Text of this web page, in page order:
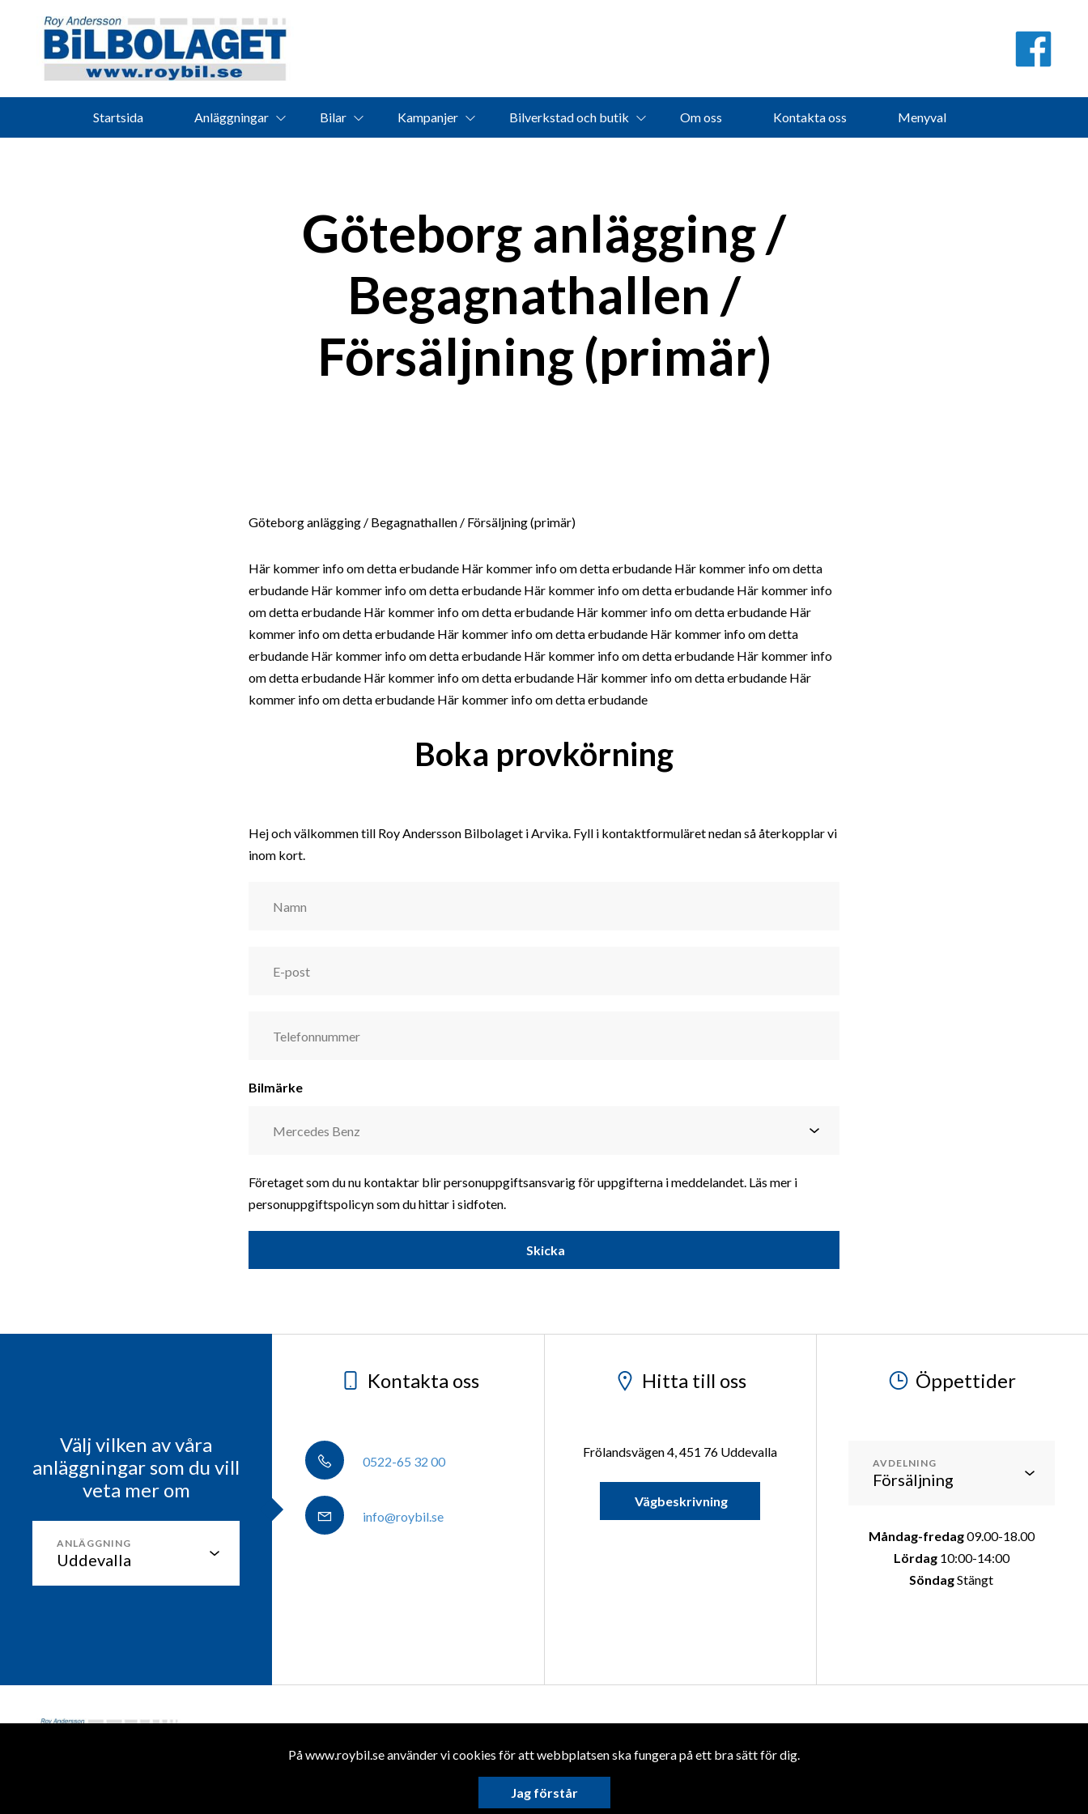
På www.roybil.se använder vi cookies för att webbplatsen ska fungera på ett bra sätt för dig.
Jag förstår
Startsida Anläggningar Bilar Kampanjer Bilverkstad och butik Om oss Kontakta oss Menyval
Göteborg anlägging /
Begagnathallen /
Försäljning (primär)
Göteborg anlägging / Begagnathallen / Försäljning (primär)
Här kommer info om detta erbudande Här kommer info om detta erbudande Här kommer info om detta
erbudande Här kommer info om detta erbudande Här kommer info om detta erbudande Här kommer info
om detta erbudande Här kommer info om detta erbudande Här kommer info om detta erbudande Här
kommer info om detta erbudande Här kommer info om detta erbudande Här kommer info om detta
erbudande Här kommer info om detta erbudande Här kommer info om detta erbudande Här kommer info
om detta erbudande Här kommer info om detta erbudande Här kommer info om detta erbudande Här
kommer info om detta erbudande Här kommer info om detta erbudande
Boka provkörning
Hej och välkommen till Roy Andersson Bilbolaget i Arvika. Fyll i kontaktformuläret nedan så återkopplar vi
inom kort.
Bilmärke
Företaget som du nu kontaktar blir personuppgiftsansvarig för uppgifterna i meddelandet. Läs mer i
personuppgiftspolicyn som du hittar i sidfoten.
Skicka
Välj vilken av våra
anläggningar som du vill
veta mer om
ANLÄGGNING
Kontakta oss
0522-65 32 00
info@roybil.se
Hitta till oss
Frölandsvägen 4, 451 76 Uddevalla
Vägbeskrivning
Öppettider
AVDELNING
Måndag-fredag09.00-18.00
Lördag10:00-14:00
SöndagStängt
Kontakta oss Hitta till oss Öppettider